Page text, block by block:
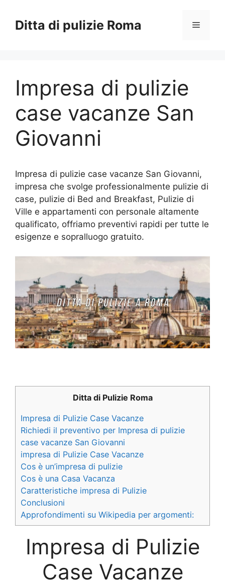
contenuto
Ditta di pulizie Roma Menu
Impresa di pulizie
case vacanze San
Giovanni
Impresa di pulizie case vacanze San Giovanni,
impresa che svolge professionalmente pulizie di
case, pulizie di Bed and Breakfast, Pulizie di
Ville e appartamenti con personale altamente
qualificato, offriamo preventivi rapidi per tutte le
esigenze e sopralluogo gratuito.
Ditta di Pulizie Roma
Impresa di Pulizie Case Vacanze
Richiedi il preventivo per Impresa di pulizie
case vacanze San Giovanni
impresa di Pulizie Case Vacanze
Cos è un’impresa di pulizie
Cos è una Casa Vacanza
Caratteristiche impresa di Pulizie
Conclusioni
Approfondimenti su Wikipedia per argomenti:
Impresa di Pulizie
Case Vacanze